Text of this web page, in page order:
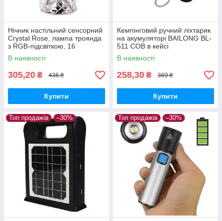
Нічник настільний сенсорний
Crystal Rose, лампа троянда
з RGB-підсвіткою, 16
кольорів, акумуляторна з
пультом ДК
В наявності
305,20 ₴ 436 ₴
Купити
Кемпінговий ручний ліхтарик
на акумуляторі BAILONG BL-
511 COB в кейсі
В наявності
258,30 ₴ 369 ₴
Купити
Топ продажів –30% Топ продажів –30%